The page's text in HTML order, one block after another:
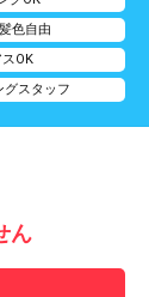
色自由
スOK
グスタッフ
ん